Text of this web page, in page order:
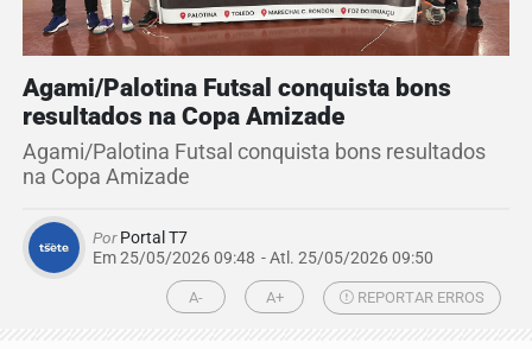
Agami/Palotina Futsal conquista bons
resultados na Copa Amizade
Agami/Palotina Futsal conquista bons resultados
na Copa Amizade
PorPortal T7
Em 25/05/2026 09:48 - Atl. 25/05/2026 09:50
A- A+ REPORTAR ERROS